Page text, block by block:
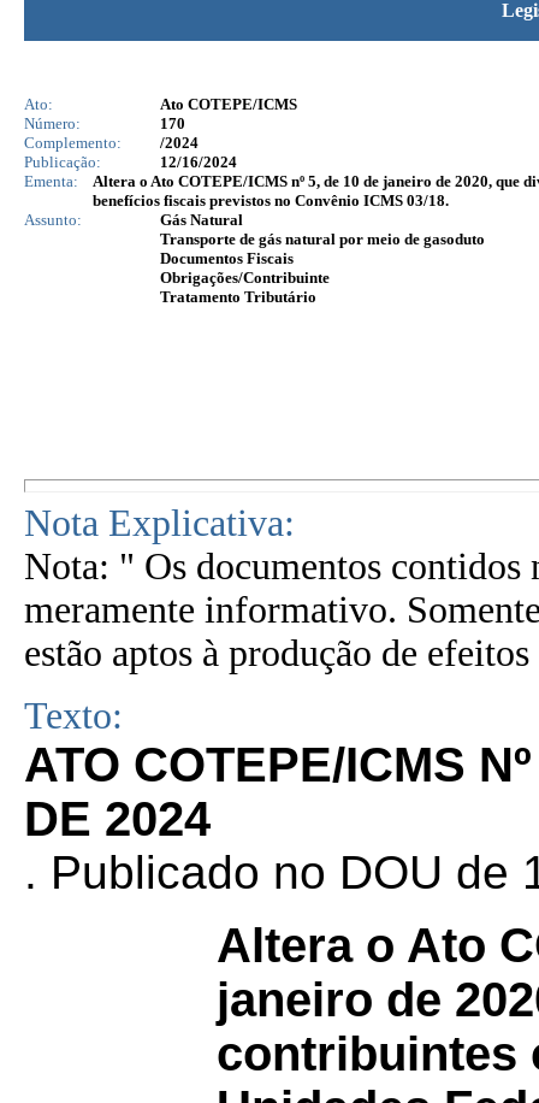
Ato:
Ato COTEPE/ICMS
Número:
170
Complemento:
/2024
Publicação:
12/16/2024
Ementa:
Altera o Ato COTEPE/ICMS nº 5, de 10 de janeiro de 2020, que
benefícios fiscais previstos no Convênio ICMS 03/18.
Assunto:
Gás Natural
Transporte de gás natural por meio de gasoduto
Documentos Fiscais
Obrigações/Contribuinte
Tratamento Tributário
Nota Explicativa:
Nota: " Os documentos contidos
meramente informativo.
estão aptos à produção de
Texto:
ATO COTEPE/ICMS
DE 2024
. Publicado no DOU de
Altera o Ato
janeiro de
contribuintes